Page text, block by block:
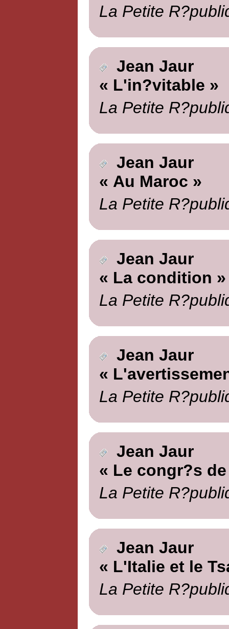
La Petite
Jean Jaur
« L'in?vitable »
La Petite
Jean Jaur
« Au Maroc »
La Petite
Jean Jaur
« La condition »
La Petite
Jean Jaur
«
La Petite
Jean Jaur
« Le congr?s
La Petite
Jean Jaur
« L'Italie et le
La Petite